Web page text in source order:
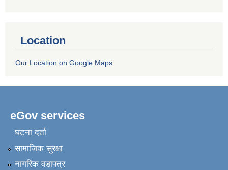
Location
Our Location on Google Maps
eGov services
घटना दर्ता
सामाजिक सुरक्षा
नागरिक वडापत्र